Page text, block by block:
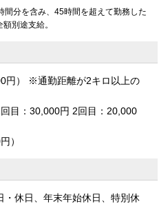
分を含み、45時間を超えて勤務した
別途支給。
円） ※通勤距離が2キロ以上の
目：30,000円 2回目：20,000
）
・休日、年末年始休日、特別休